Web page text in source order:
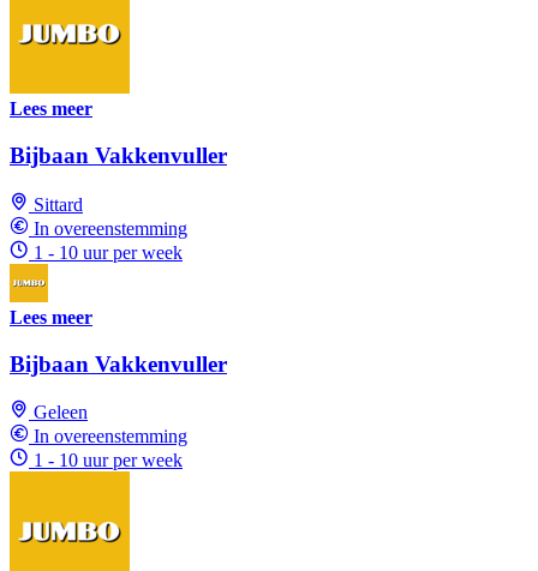
Lees meer
Bijbaan Vakkenvuller
Sittard
In overeenstemming
1 - 10 uur per week
Lees meer
Bijbaan Vakkenvuller
Geleen
In overeenstemming
1 - 10 uur per week